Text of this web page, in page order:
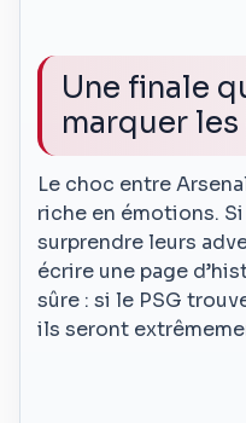
Une finale
marquer
Le choc entre
riche en émotions.
surprendre leurs
écrire une page
sûre : si le PSG
ils seront